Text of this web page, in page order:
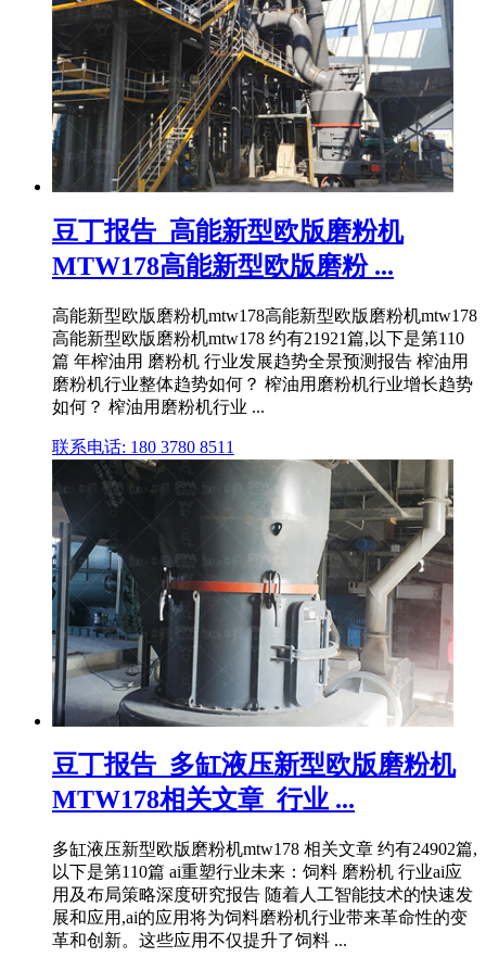
豆丁报告_高能新型欧版磨粉机
MTW178高能新型欧版磨粉 ...
高能新型欧版磨粉机mtw178高能新型欧版磨粉机mtw178
高能新型欧版磨粉机mtw178 约有21921篇,以下是第110
篇 年榨油用 磨粉机 行业发展趋势全景预测报告 榨油用
磨粉机行业整体趋势如何？ 榨油用磨粉机行业增长趋势
如何？ 榨油用磨粉机行业 ...
联系电话: 180 3780 8511
豆丁报告_多缸液压新型欧版磨粉机
MTW178相关文章_行业 ...
多缸液压新型欧版磨粉机mtw178 相关文章 约有24902篇,
以下是第110篇 ai重塑行业未来：饲料 磨粉机 行业ai应
用及布局策略深度研究报告 随着人工智能技术的快速发
展和应用,ai的应用将为饲料磨粉机行业带来革命性的变
革和创新。这些应用不仅提升了饲料 ...